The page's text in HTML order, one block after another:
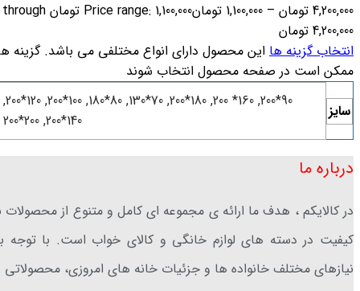
4,200,000 تومان –
1,100,000 تومان
Price range: 1,100,000 تومان through
4,200,000 تومان
انتخاب گزینه ها این محصول دارای انواع مختلفی می باشد. گزینه
ممکن است در صفحه محصول انتخاب شوند
سایز
90*200
,
160* 200
,
180*200
,
70*130
,
80*180
,
100*200
,
120*200
,
140*200
,
200*200
درباره ما
در کالایکم ، هدف ما ارائه ی مجموعه ای کامل و متنوع از محصولات
کیفیت در دسته های لوازم خانگی و کالای خواب است. با توجه
نیازهای مختلف خانواده ها و جزئیات خانه های امروزی، محصولاتی